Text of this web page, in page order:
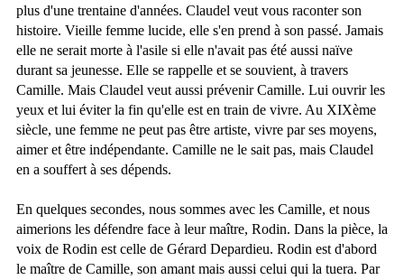
plus d'une trentaine d'années. Claudel veut vous raconter son
histoire. Vieille femme lucide, elle s'en prend à son passé. Jamais
elle ne serait morte à l'asile si elle n'avait pas été aussi naïve
durant sa jeunesse. Elle se rappelle et se souvient, à travers
Camille. Mais Claudel veut aussi prévenir Camille. Lui ouvrir les
yeux et lui éviter la fin qu'elle est en train de vivre. Au XIXème
siècle, une femme ne peut pas être artiste, vivre par ses moyens,
aimer et être indépendante. Camille ne le sait pas, mais Claudel
en a souffert à ses dépends.
En quelques secondes, nous sommes avec les Camille, et nous
aimerions les défendre face à leur maître, Rodin. Dans la pièce, la
voix de Rodin est celle de Gérard Depardieu. Rodin est d'abord
le maître de Camille, son amant mais aussi celui qui la tuera. Par